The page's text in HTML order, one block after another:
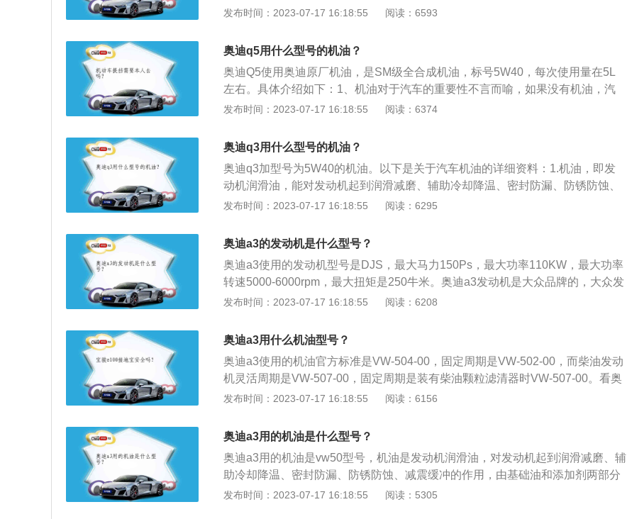
号通常表示粘度和品质。W代表WINTER冬天，W前面的数字是代表倾点温度，
越高说明粘度越高。不同品牌机油混加的影响：不同品牌的机油，其所针对的保
护功能不同，有的品牌机油擅长冷启动保护，而有的品牌机油擅长油泥清洁，还
有一些品牌机油具有高温性能保护的作用，机油品牌不同，从基础油到添加剂，
包括制作方法都不一样，同时机油添加剂种类繁多，不同品牌的机油混加在一
起，添加剂之间发生反应，就可能会导致原机油的高温保护性能下降，机油使用
多，发动机运转不畅，进而导致发动机动力衰减明显。
发布时间：2023-07-17 16:18:55 阅读：6593
奥迪q5用什么型号的机油？
奥迪Q5使用奥迪原厂机油，是SM级全合成机油，标号5W40，每次使用量在5L
左右。具体介绍如下：1、机油对于汽车的重要性不言而喻，如果没有机油，汽
车发动机将遭受严重损坏，导致汽车寸步难行；2、机油不仅担负润滑重任，它
往往令车主不知如何选择。按SAE法分类机油，冬季用油有6种，夏季用油有5
种，冬夏通用油有16种；4、冬季用油牌号：OW、5W、10W、15W、20W、25
W。符号W代表冬季，W前的数字越小，其低温粘度越小，低温流动性越好，适
用的最低气温越低。
发布时间：2023-07-17 16:18:55 阅读：6374
奥迪q3用什么型号的机油？
奥迪q3加型号为5W40的机油。以下是关于汽车机油的详细资料：1.机油，即发
动机润滑油，能对发动机起到润滑减磨、辅助冷却降温、密封防漏、防锈防蚀、
减震缓冲等作用。被誉为汽车的“血液”。机油由基础油和添加剂两部分组成。基
础油性能方面的不足，赋予某些新的性能，是润滑油的重要组成部分。2.机油一
般是在发动机内润滑发动机内零部件的一种润滑油，好的润滑油可以让机器动力
强劲，因此每一款车发动机和发动机转速都是不一样的，所以每一款车型所匹配
的润滑油对发动机零部件润滑效果都是不同的。所以一般车辆出厂基本都添加原
车专用机油，这样才能在行驶中让发动机产生优异的性能，同时也能让润滑油充
发布时间：2023-07-17 16:18:55 阅读：6295
奥迪a3的发动机是什么型号？
奥迪a3使用的发动机型号是DJS，最大马力150Ps，最大功率110KW，最大功率
转速5000-6000rpm，最大扭矩是250牛米。奥迪a3发动机是大众品牌的，大众发
动机采用的是德国技术，在国内生产。奥迪a3的发动机日常可使用以下方法进行
和使用条件选用SD--SF级汽油机油；柴油发动机则要根据机械负荷选用CB--CD
级柴油机油，选用标准以不低于生产厂家规定要求为准；定期更换机油及滤芯。
任何质量等级的润滑油在使用过程中油质都会发生变化。到一定里程之后，性能
恶化，会给发动机带来种种问题。为了避免故障的发生，应结合使用条件定期换
油，并使油量适中；机油从滤清器的细孔通过时把油中的固体颗粒和粘稠物积存
旁通通过，仍把脏物带回润滑部位，促使发动机磨损，内部的污染加剧；定期清
洗曲轴箱。发动机在运转过程中，燃烧室内的高压未燃烧气体、酸、水分、硫和
氮的氧化物经过活塞环与缸壁之间的间隙进入曲轴箱中，与零件磨损产生的金属
和油孔，造成发动机润滑困难，引起磨损;定期使用水箱清洗剂清洗水箱。除去其
发布时间：2023-07-17 16:18:55 阅读：6208
奥迪a3用什么机油型号？
奥迪a3使用的机油官方标准是VW-504-00，固定周期是VW-502-00，而柴油发动
机灵活周期是VW-507-00，固定周期是装有柴油颗粒滤清器时VW-507-00。看奥
迪a3是否需要更换机油有两种方法，以下是相关内容介绍：1、看公里数，如果
有达到5000公里，那么也需要去更换机油，按照哪个先达到要求就按哪个区更换
机油。
发布时间：2023-07-17 16:18:55 阅读：6156
奥迪a3用的机油是什么型号？
奥迪a3用的机油是vw50型号，机油是发动机润滑油，对发动机起到润滑减磨、辅
助冷却降温、密封防漏、防锈防蚀、减震缓冲的作用，由基础油和添加剂两部分
组成。以2021款进取致雅型奥迪a3为例，其车身长宽高分别是：4343mm、1815
发布时间：2023-07-17 16:18:55 阅读：5305